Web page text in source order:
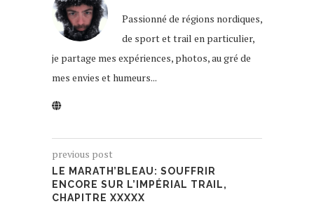
Passionné de régions nordiques,
de sport et trail en particulier,
je partage mes expériences, photos, au gré de
mes envies et humeurs...
previous post
LE MARATH’BLEAU: SOUFFRIR
ENCORE SUR L’IMPÉRIAL TRAIL,
CHAPITRE XXXXX